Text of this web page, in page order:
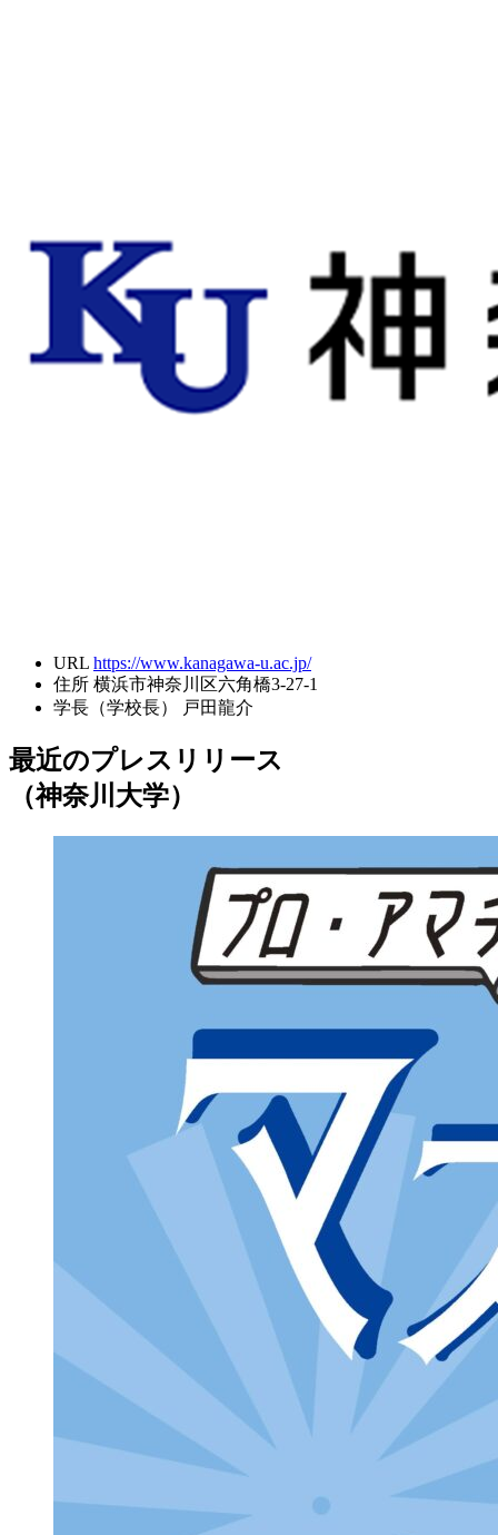
URL https://www.kanagawa-u.ac.jp/
住所 横浜市神奈川区六角橋3-27-1
学長（学校長）
戸田龍介
最近のプレスリリース
（神奈川大学）